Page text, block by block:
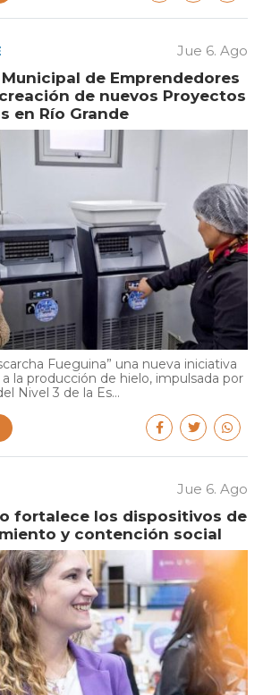
Jue 6. Ago
Municipal de Emprendedores
de nuevos Proyectos
en Río Grande
Fueguina” una nueva iniciativa
la producción de hielo, impulsada por
Nivel 3 de la Es...
Jue 6. Ago
fortalece los dispositivos de
y contención social